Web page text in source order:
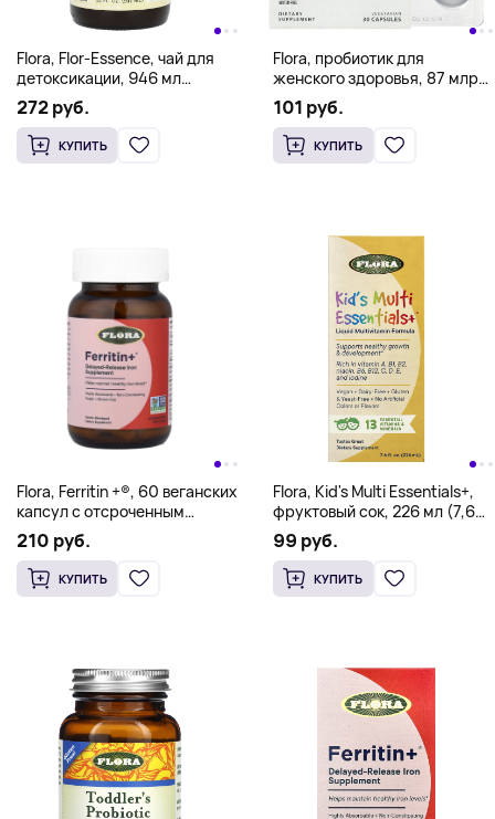
Flora, Flor-Essence, чай для
детоксикации, 946 мл
(32 жидк. унции)
272 руб.
КУПИТЬ
Flora, пробиотик для
женского здоровья, 87 млрд,
30 вегетарианских капсул
101 руб.
КУПИТЬ
Flora, Ferritin +®, 60 веганских
капсул с отсроченным
высвобождением (20 мг в 1
капсуле)
210 руб.
КУПИТЬ
Flora, Kid's Multi Essentials+,
фруктовый сок, 226 мл (7,6
жидк. унции)
99 руб.
КУПИТЬ